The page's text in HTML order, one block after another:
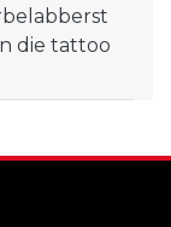
die tattoo